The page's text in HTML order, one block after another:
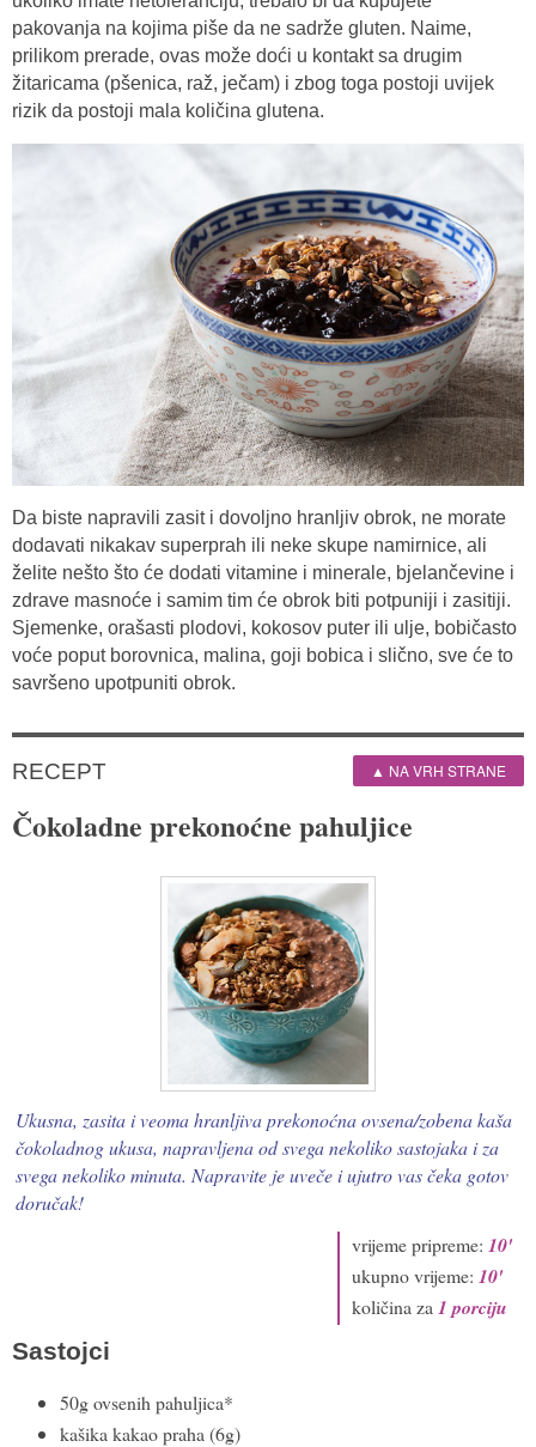
pakovanja na kojima piše da ne sadrže gluten. Naime,
prilikom prerade, ovas može doći u kontakt sa drugim
žitaricama (pšenica, raž, ječam) i zbog toga postoji uvijek
rizik da postoji mala količina glutena.
Da biste napravili zasit i dovoljno hranljiv obrok, ne morate
dodavati nikakav superprah ili neke skupe namirnice, ali
želite nešto što će dodati vitamine i minerale, bjelančevine i
zdrave masnoće i samim tim će obrok biti potpuniji i zasitiji.
Sjemenke, orašasti plodovi, kokosov puter ili ulje, bobičasto
voće poput borovnica, malina, goji bobica i slično, sve će to
savršeno upotpuniti obrok.
▲ NA VRH STRANE
RECEPT
Čokoladne prekonoćne pahuljice
Ukusna, zasita i veoma hranljiva prekonoćna ovsena/zobena kaša
čokoladnog ukusa, napravljena od svega nekoliko sastojaka i za
svega nekoliko minuta. Napravite je uveče i ujutro vas čeka gotov
doručak!
vrijeme pripreme: 10'
ukupno vrijeme: 10'
količina za1 porciju
Sastojci
50g ovsenih pahuljica*
kašika kakao praha (6g)